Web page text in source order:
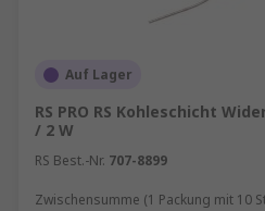
Auf Lager
RS PRO RS Kohleschicht
/ 2 W
RS Best.-Nr. 707-8899
Zwischensumme (1 Packung mit 10